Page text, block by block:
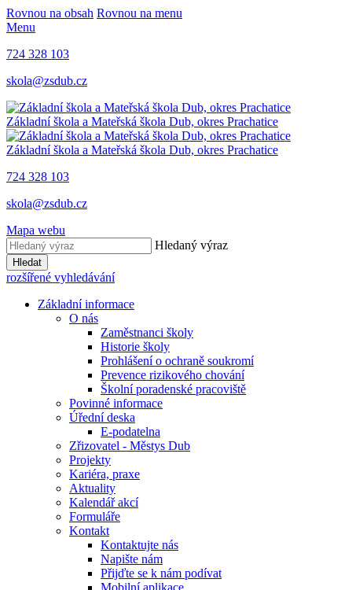
Rovnou na obsah Rovnou na menu
Menu
724 328 103
skola@zsdub.cz
Základní škola a Mateřská škola Dub, okres Prachatice
Základní škola a Mateřská škola Dub, okres Prachatice
724 328 103
skola@zsdub.cz
Mapa webu
Hledaný výraz
Hledat
rozšířené vyhledávání
Základní informace
O nás
Zaměstnanci školy
Historie školy
Prohlášení o ochraně soukromí
Prevence rizikového chování
Školní poradenské pracoviště
Povinné informace
Úřední deska
E-podatelna
Zřizovatel - Městys Dub
Projekty
Kariéra, praxe
Aktuality
Kalendář akcí
Formuláře
Kontakt
Kontaktujte nás
Napište nám
Přijďte se k nám podívat
Mobilní aplikace